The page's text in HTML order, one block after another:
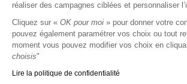
réaliser des campagnes ciblées et personnaliser
Cliquez sur « OK pour moi » pour donner votre
pouvez également paramétrer vos choix ou tout
moment vous pouvez modifier vos choix en
choisis"
Lire la politique de confidentialité